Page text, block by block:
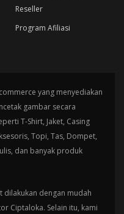
Reseller
Program Afiliasi
yang menyediakan
gambar secara
T-Shirt, Jaket, Casing
Topi, Tas, Dompet,
dan banyak produk
dengan mudah
Ciptaloka. Selain itu, kami